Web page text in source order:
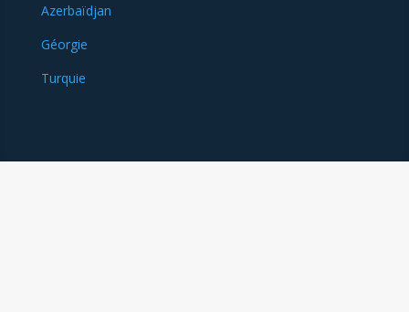
Azerbaïdjan
Géorgie
Turquie